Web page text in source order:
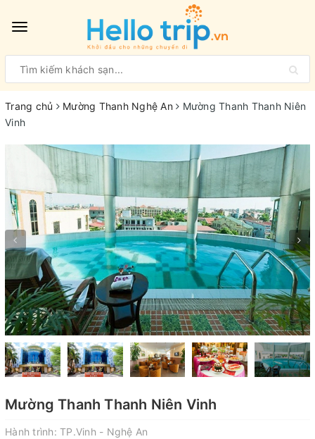
Toggle
Trang chủ Mường Thanh Nghệ An
Mường Thanh Thanh Niên
Vinh
Mường Thanh Thanh Niên Vinh
Hành trình: TP.Vinh - Nghệ An